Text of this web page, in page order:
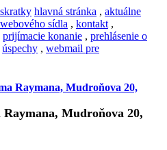
hlavná stránka , aktuálne
sídla , kontakt ,
prijímacie konanie , prehlásenie o
úspechy , webmail pre
Mudroňova 20,